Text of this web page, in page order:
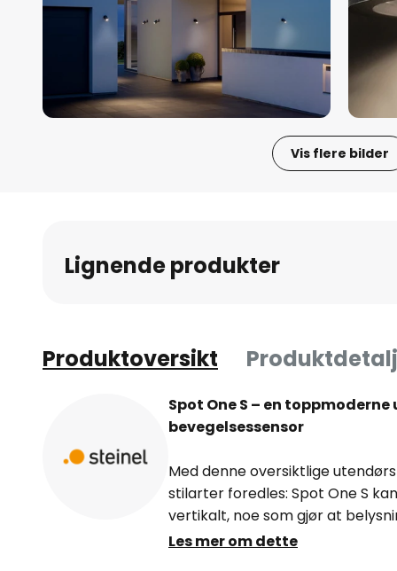
Vis flere bilder
bildegalleri
Lignende produkter
Produktoversikt
Spot One S – en
bevegelsessensor
Med denne oversiktlige
stilarter foredles: Spot One S
vertikalt, noe som gjør at
individuelt. Det er også mulig å
Les mer om dette